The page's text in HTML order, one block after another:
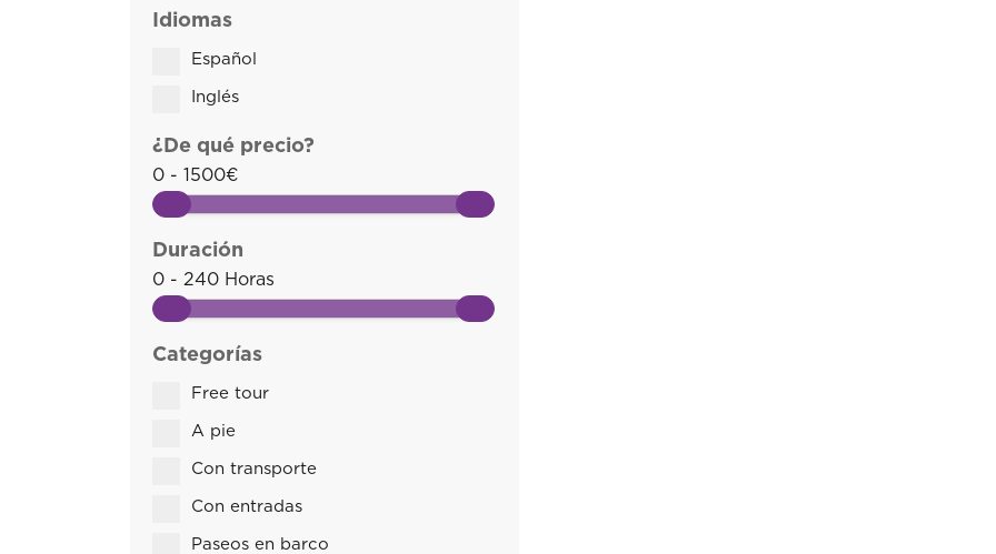
Idiomas
Español
Inglés
¿De qué precio?
0 - 1500€
Duración
0 - 240 Horas
Categorías
Free tour
A pie
Con transporte
Con entradas
Paseos en barco